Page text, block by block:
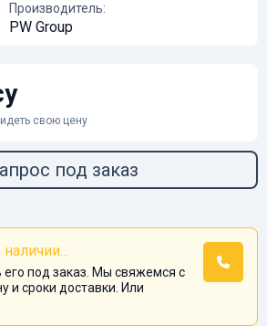
Производитель:
PW Group
свою цену
под заказ
под заказ. Мы свяжемся с
и сроки доставки. Или